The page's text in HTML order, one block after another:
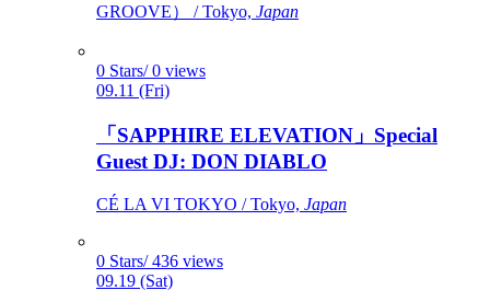
GROOVE） / Tokyo, Japan
0 Stars/ 0 views
09.11 (Fri)
「SAPPHIRE ELEVATION」Special
Guest DJ: DON DIABLO
CÉ LA VI TOKYO / Tokyo, Japan
0 Stars/ 436 views
09.19 (Sat)